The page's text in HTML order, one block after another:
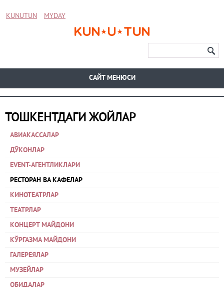
KUNUTUN MYDAY
CАЙТ МЕНЮСИ
ТОШКЕНТДАГИ ЖОЙЛАР
АВИАКАССАЛАР
ДЎКОНЛАР
EVENT-АГЕНТЛИКЛАРИ
РЕСТОРАН ВА КАФЕЛАР
КИНОТЕАТРЛАР
ТЕАТРЛАР
КОНЦЕРТ МАЙДОНИ
КЎРГАЗМА МАЙДОНИ
ГАЛЕРЕЯЛАР
МУЗЕЙЛАР
ОБИДАЛАР